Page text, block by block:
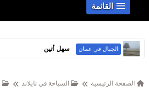
القائمة
الأماكن الترفيهية في عمان "لامير المغسيل" (Lamer Al Mughsail)
الصفحة الرئيسية السياحة في تايلاند